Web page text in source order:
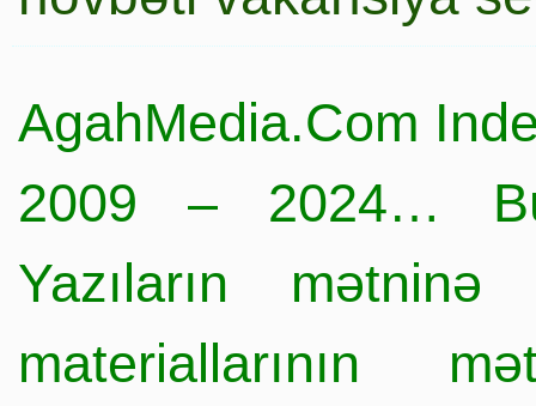
AgahMedia.Com
2009 – 2024…
Yazıların
materiallarının